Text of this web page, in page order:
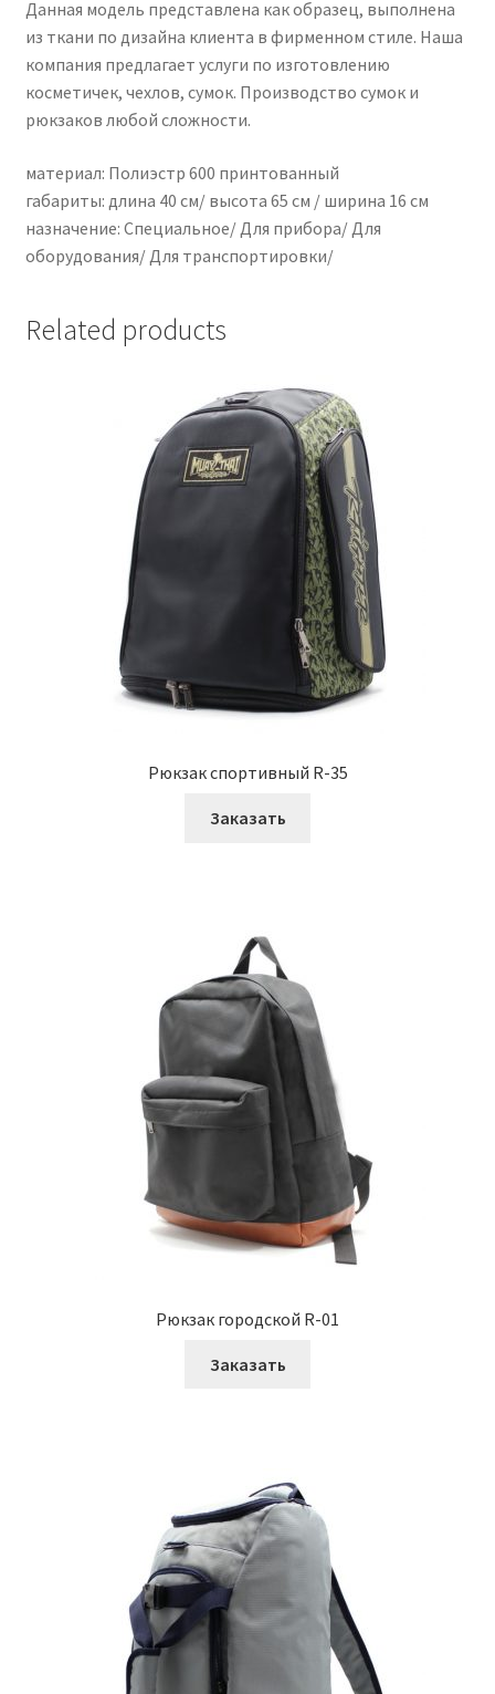
Данная модель представлена как образец, выполнена
из ткани по дизайна клиента в фирменном стиле. Наша
компания предлагает услуги по изготовлению
косметичек, чехлов, сумок. Производство сумок и
рюкзаков любой сложности.
материал: Полиэстр 600 принтованный
габариты: длина 40 см/ высота 65 см / ширина 16 см
назначение: Специальное/ Для прибора/ Для
оборудования/ Для транспортировки/
Related products
Рюкзак спортивный R-35
Заказать
Рюкзак городской R-01
Заказать